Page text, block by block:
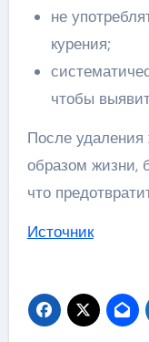
не
курения;
чтобы
После удаления
образом жизни,
что
Источник